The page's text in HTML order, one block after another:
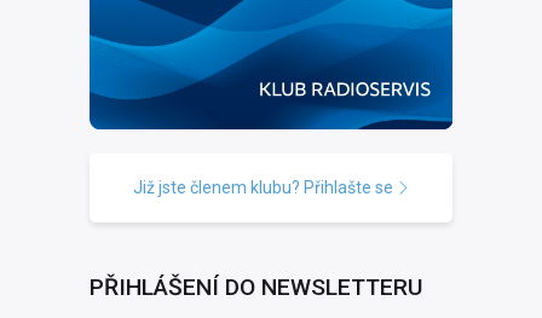
Již jste členem klubu? Přihlašte se
PŘIHLÁŠENÍ DO NEWSLETTERU